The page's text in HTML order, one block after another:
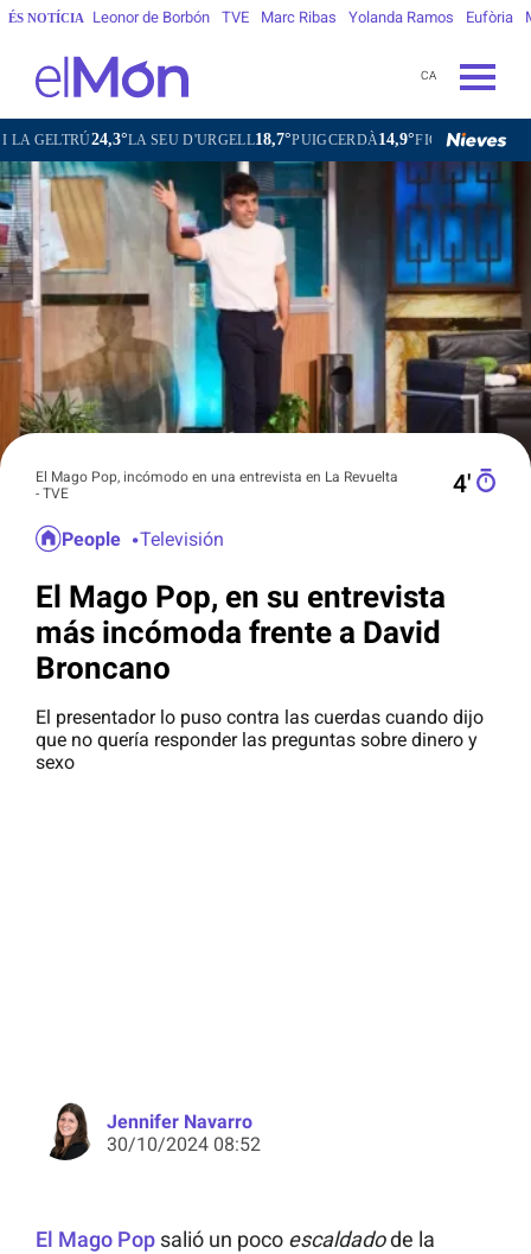
ÉS NOTÍCIA Leonor de Borbón TVE Marc Ribas Yolanda Ramos Eufòria
CA
24,3°LA SEU D'URGELL18,7°PUIGCERDÀ14,9°FIGUERES25,1°GANDESA
El Mago Pop, incómodo en una entrevista en La Revuelta
- TVE
4′
People Televisión
El Mago Pop, en su entrevista
más incómoda frente a David
Broncano
El presentador lo puso contra las cuerdas cuando dijo
que no quería responder las preguntas sobre dinero y
sexo
Jennifer Navarro
30/10/2024 08:52
El Mago Pop salió un poco escaldadode la